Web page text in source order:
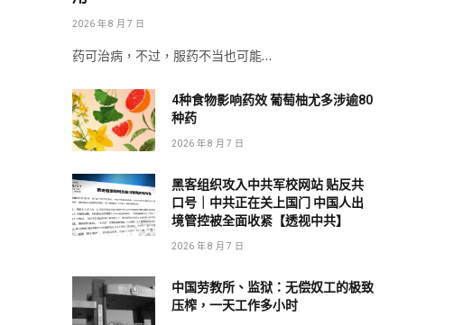
2026 年 8 月 7 日
药可治病，不过，服药不当也可能…
4种食物影响药效 葡萄柚尤多涉逾80
种药
2026 年 8 月 7 日
黑客组织攻入中共军校网站 贴反共
口号｜中共正在关上国门 中国人出
境管控被全面收紧【透视中共】
2026 年 8 月 7 日
中国劳教所、监狱：无偿奴工的极致
压榨，一天工作多小时